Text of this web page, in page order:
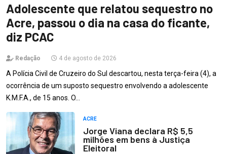
Adolescente que relatou sequestro no
Acre, passou o dia na casa do ficante,
diz PCAC
Redação 4 de agosto de 2026
A Polícia Civil de Cruzeiro do Sul descartou, nesta terça-feira (4), a
ocorrência de um suposto sequestro envolvendo a adolescente
K.M.F.A., de 15 anos. O…
ACRE
Jorge Viana declara R$ 5,5
milhões em bens à Justiça
Eleitoral